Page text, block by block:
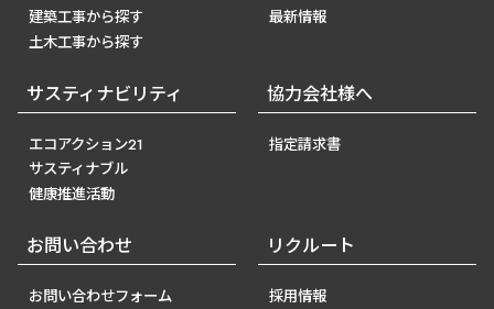
建築工事から探す
土木工事から探す
最新情報
サスティナビリティ
エコアクション21
サスティナブル
健康推進活動
協力会社様へ
指定請求書
お問い合わせ
お問い合わせフォーム
リクルート
採用情報